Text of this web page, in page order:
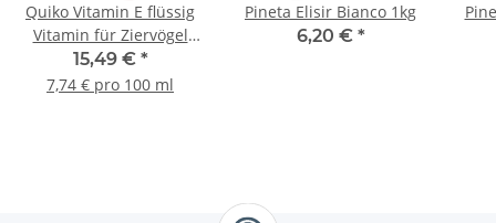
Quiko Vitamin E flüssig
Vitamin für Ziervögel
200ml
15,49 € *
7,74 € pro 100 ml
Pineta Elisir Bianco 1kg
6,20 € *